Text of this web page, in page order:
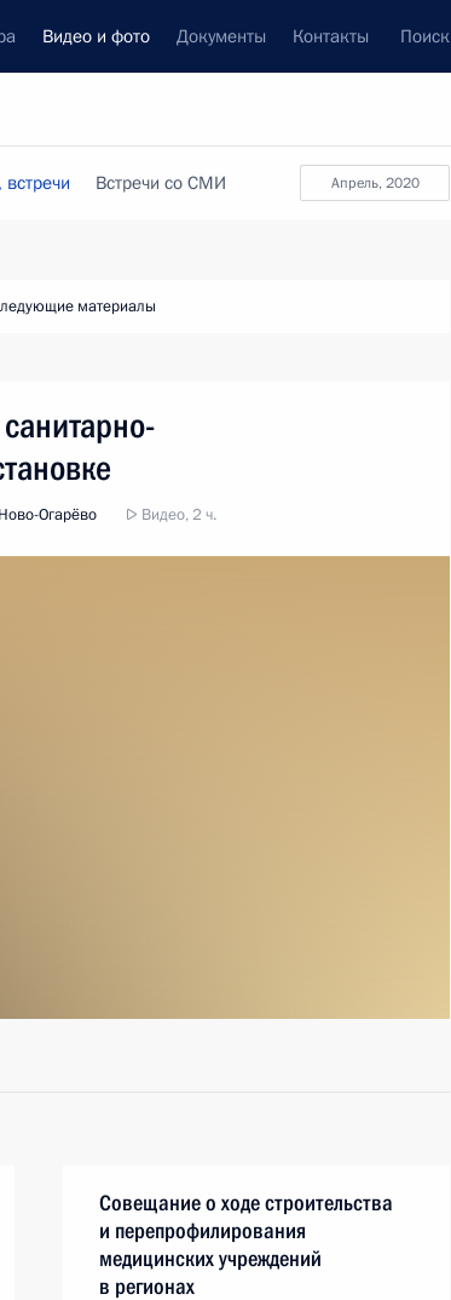
Видео и фото Документы Контакты Поиск
апрель, 2020
Встречи со СМИ
материалы
Огарёво Видео, 2 ч.
Совещание о ходе строительства
и перепрофилирования
медицинских учреждений
в регионах